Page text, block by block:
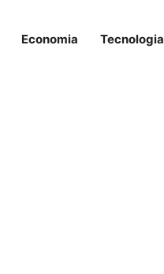
Economia Tecnologia